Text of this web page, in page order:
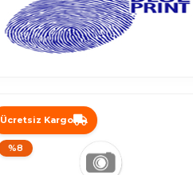
Ücretsiz Kargo
%8